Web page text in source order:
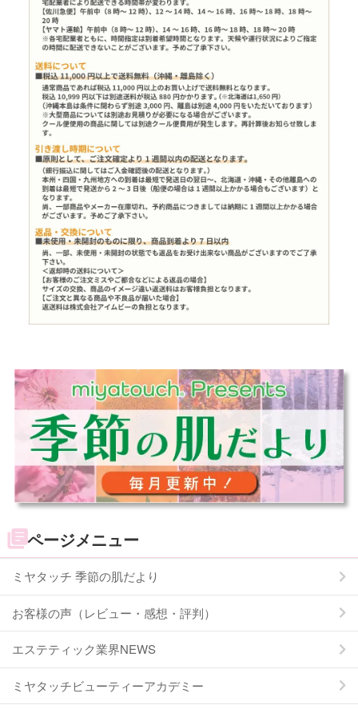
ページメニュー
ミヤタッチ 季節の肌だより
お客様の声（レビュー・感想・評判）
エステティック業界NEWS
ミヤタッチビューティーアカデミー